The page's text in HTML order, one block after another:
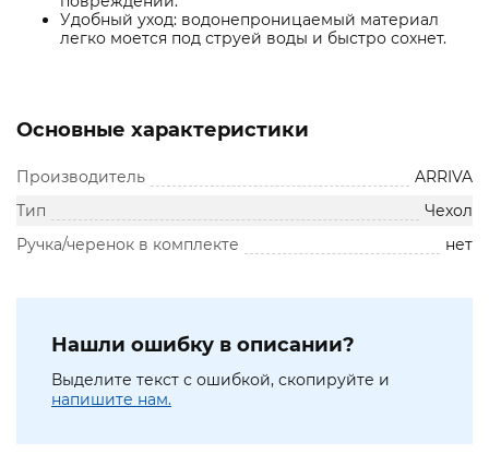
Удобный уход: водонепроницаемый материал
легко моется под струей воды и быстро сохнет.
Основные характеристики
Производитель
ARRIVA
Тип
Чехол
Ручка/черенок в комплекте
нет
Нашли ошибку в описании?
Выделите текст с ошибкой, скопируйте и
напишите нам.